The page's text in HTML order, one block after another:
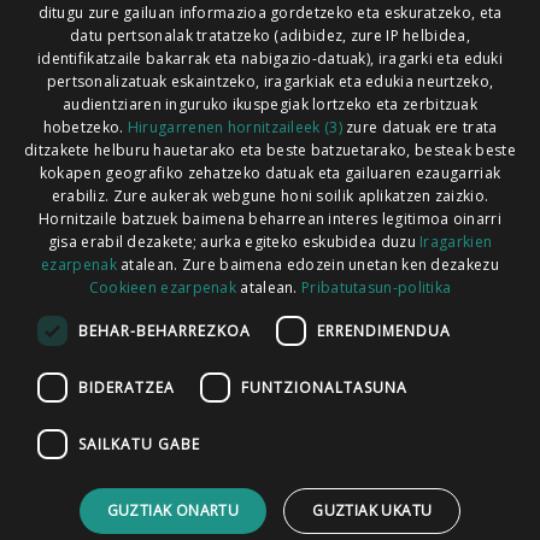
Xorroxin irratia | Lesaka | T. 948638288
Codesyntaxek garatua
PUBLIZITATEA
HARREMANETARAKO
ditugu zure gailuan informazioa gordetzeko eta eskuratzeko, eta
datu pertsonalak tratatzeko (adibidez, zure IP helbidea,
identifikatzaile bakarrak eta nabigazio-datuak), iragarki eta eduki
pertsonalizatuak eskaintzeko, iragarkiak eta edukia neurtzeko,
audientziaren inguruko ikuspegiak lortzeko eta zerbitzuak
hobetzeko. Hirugarrenen hornitzaileek (3)zure datuak ere trata
ditzakete helburu hauetarako eta beste batzuetarako, besteak beste
kokapen geografiko zehatzeko datuak eta gailuaren ezaugarriak
erabiliz. Zure aukerak webgune honi soilik aplikatzen zaizkio.
Hornitzaile batzuek baimena beharrean interes legitimoa oinarri
gisa erabil dezakete; aurka egiteko eskubidea duzu Iragarkien
ezarpenakatalean. Zure baimena edozein unetan ken dezakezu
Cookieen ezarpenak atalean. Pribatutasun-politika
BEHAR-BEHARREZKOA ERRENDIMENDUA
BIDERATZEA FUNTZIONALTASUNA
SAILKATU GABE
GUZTIAK ONARTU GUZTIAK UKATU